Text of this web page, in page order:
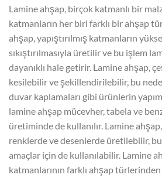
Lamine ahşap, birçok katmanlı bir
katmanların her biri farklı bir ahşap
ahşap, yapıştırılmış katmanların
sıkıştırılmasıyla üretilir ve bu işlem
dayanıklı hale getirir. Lamine ahşap,
kesilebilir ve şekillendirilebilir, bu
duvar kaplamaları gibi ürünlerin
lamine ahşap mücevher, tabela ve
üretiminde de kullanılır. Lamine
renklerde ve desenlerde üretilebilir,
amaçlar için de kullanılabilir. Lamine
katmanlarının farklı ahşap